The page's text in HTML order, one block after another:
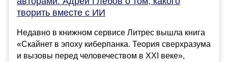
творить вместе с ИИ
Недавно в книжном сервисе Литрес вышла книга
«Скайнет в эпоху киберпанка. Теория сверхразума
и вызовы перед человечеством в XXI веке»,